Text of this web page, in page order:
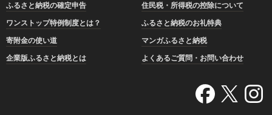
ふるさと納税の確定申告
住民税・所得税の控除について
ワンストップ特例制度とは？
ふるさと納税のお礼特典
寄附金の使い道
マンガふるさと納税
企業版ふるさと納税とは
よくあるご質問・お問い合わせ